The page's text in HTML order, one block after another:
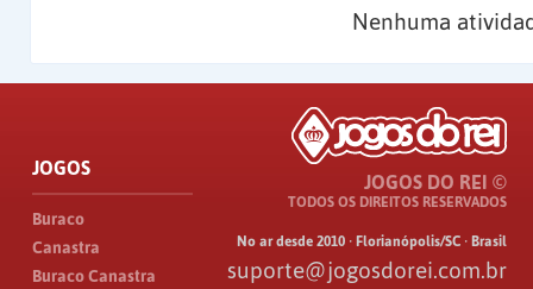
Nenhuma
JOGOS
Buraco
Canastra
Buraco Canastra
JOGOS DO REI ©
TODOS OS DIREITOS RESERVADOS
No ar desde 2010 · Florianópolis/SC · Brasil
suporte@jogosdorei.com.br